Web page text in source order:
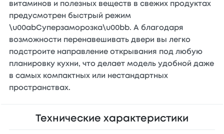
витаминов и полезных веществ в свежих продуктах
предусмотрен быстрый режим
\u00abСуперзаморозка\u00bb. А благодаря
возможности перенавешивать двери вы легко
подстроите направление открывания под любую
планировку кухни, что делает модель удобной даже
в самых компактных или нестандартных
пространствах.
Технические характеристики